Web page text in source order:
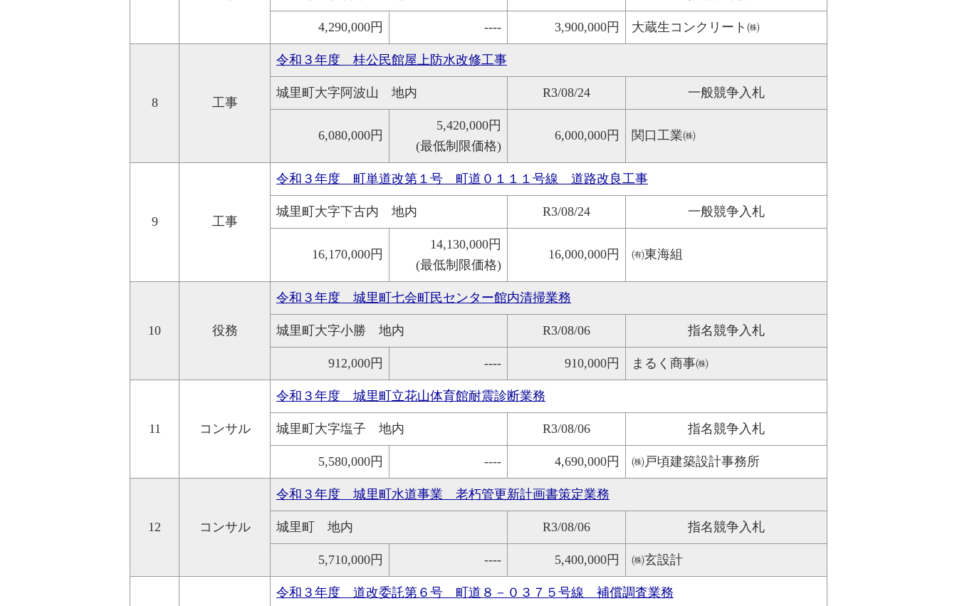
4,290,000円 ---- 3,900,000円 大蔵生コンクリート㈱
8 工事
令和３年度 桂公民館屋上防水改修工事
城里町大字阿波山 地内 R3/08/24 一般競争入札
6,080,000円
5,420,000円
(最低制限価格)
6,000,000円 関口工業㈱
9 工事
令和３年度 町単道改第１号 町道０１１１号線 道路改良工事
城里町大字下古内 地内 R3/08/24 一般競争入札
16,170,000円
14,130,000円
(最低制限価格)
16,000,000円 ㈲東海組
10 役務
令和３年度 城里町七会町民センター館内清掃業務
城里町大字小勝 地内 R3/08/06 指名競争入札
912,000円 ---- 910,000円 まるく商事㈱
11 コンサル
令和３年度 城里町立花山体育館耐震診断業務
城里町大字塩子 地内 R3/08/06 指名競争入札
5,580,000円 ---- 4,690,000円 ㈱戸頃建築設計事務所
12 コンサル
令和３年度 城里町水道事業 老朽管更新計画書策定業務
城里町 地内 R3/08/06 指名競争入札
5,710,000円 ---- 5,400,000円 ㈱玄設計
令和３年度 道改委託第６号 町道８－０３７５号線 補償調査業務